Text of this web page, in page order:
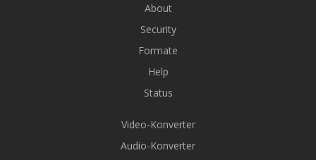
About
Security
Formate
Help
Status
Video-Konverter
Audio-Konverter